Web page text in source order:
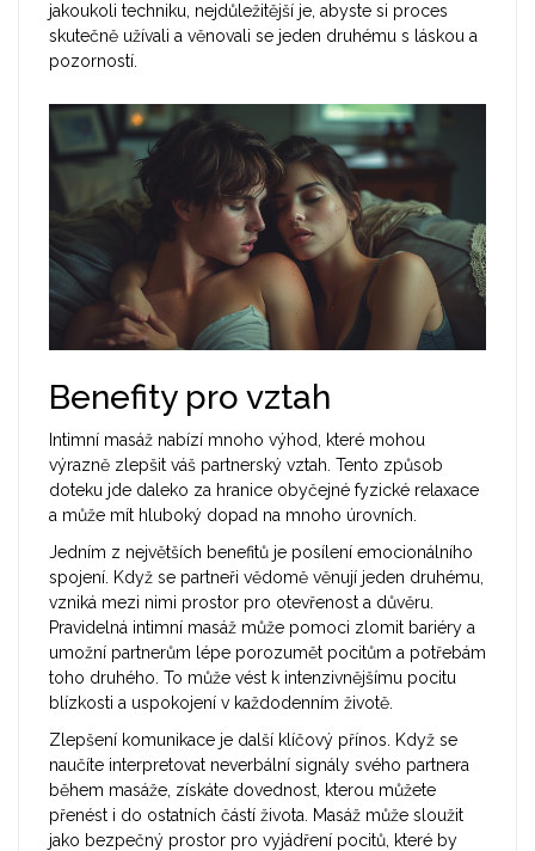
jakoukoli techniku, nejdůležitější je, abyste si proces
skutečně užívali a věnovali se jeden druhému s láskou a
pozorností.
Benefity pro vztah
Intimní masáž nabízí mnoho výhod, které mohou
výrazně zlepšit váš partnerský vztah. Tento způsob
doteku jde daleko za hranice obyčejné fyzické relaxace
a může mít hluboký dopad na mnoho úrovních.
Jedním z největších benefitů je posílení emocionálního
spojení. Když se partneři vědomě věnují jeden druhému,
vzniká mezi nimi prostor pro otevřenost a důvěru.
Pravidelná intimní masáž může pomoci zlomit bariéry a
umožní partnerům lépe porozumět pocitům a potřebám
toho druhého. To může vést k intenzivnějšímu pocitu
blízkosti a uspokojení v každodenním životě.
Zlepšení komunikace je další klíčový přínos. Když se
naučíte interpretovat neverbální signály svého partnera
během masáže, získáte dovednost, kterou můžete
přenést i do ostatních částí života. Masáž může sloužit
jako bezpečný prostor pro vyjádření pocitů, které by